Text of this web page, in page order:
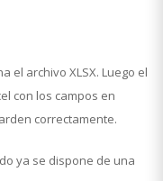
el archivo XLSX. Luego el
con los campos en
correctamente.
ya se dispone de una